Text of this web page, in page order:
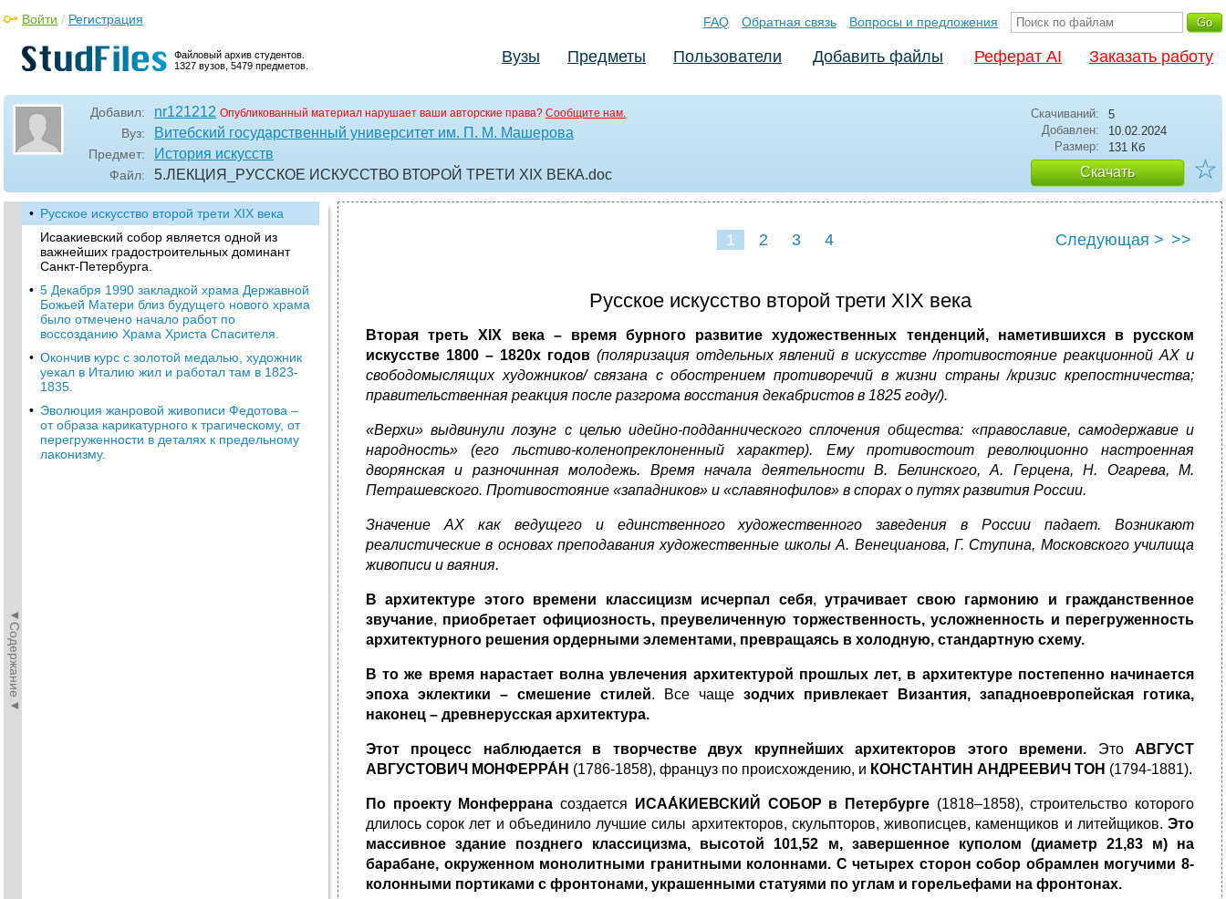
Файловый архив студентов.
1327 вузов, 5479 предметов.
Войти / Регистрация FAQ Обратная связь Вопросы и предложения
Вузы Предметы Пользователи Добавить файлы Реферат AI Заказать работу
Добавил: nr121212 Опубликованный материал нарушает ваши авторские права? Сообщите нам.
Вуз: Витебский государственный университет им. П. М. Машерова
Предмет: История искусств
Файл: 5.ЛЕКЦИЯ_РУССКОЕ ИСКУССТВО ВТОРОЙ ТРЕТИ XIX ВЕКА.doc
Скачиваний:
5
Добавлен:
10.02.2024
Размер:
131 Кб
Скачать ☆
◄Содержание◄
• Русское искусство второй трети XIX века
Исаакиевский собор является одной из
важнейших градостроительных доминант
Санкт-Петербурга.
• 5 Декабря 1990 закладкой храма Державной
Божьей Матери близ будущего нового храма
было отмечено начало работ по
воссозданию Храма Христа Спасителя.
• Окончив курс с золотой медалью, художник
уехал в Италию жил и работал там в 1823-
1835.
• Эволюция жанровой живописи Федотова –
от образа карикатурного к трагическому, от
перегруженности в деталях к предельному
лаконизму.
1 2 3 4 Следующая > >>
Русское искусство второй трети XIX века
Вторая третьXIX века – время бурного развитие художественных тенденций, наметившихся в русском
искусстве 1800 – 1820х годов (поляризация отдельных явлений в искусстве /противостояние реакционной АХ и
свободомыслящих художников/ связана с обострением противоречий в жизни страны /кризис крепостничества;
правительственная реакция после разгрома восстания декабристов в 1825 году/).
«Верхи» выдвинули лозунг с целью идейно-подданнического сплочения общества: «православие, самодержавие и
народность» (его льстиво-коленопреклоненный характер). Ему противостоит революционно настроенная
дворянская и разночинная молодежь. Время начала деятельности В. Белинского, А. Герцена, Н. Огарева, М.
Петрашевского. Противостояние «западников» и «славянофилов» в спорах о путях развития России.
Значение АХ как ведущего и единственного художественного заведения в России падает. Возникают
реалистические в основах преподавания художественные школы А. Венецианова, Г. Ступина, Московского училища
живописи и ваяния.
В архитектуре этого времени классицизм исчерпал себя, утрачивает свою гармонию и гражданственное
звучание, приобретает официозность, преувеличенную торжественность, усложненность и перегруженность
архитектурного решения ордерными элементами, превращаясь в холодную, стандартную схему.
В то же время нарастает волна увлечения архитектурой прошлых лет, в архитектуре постепенно начинается
эпоха эклектики – смешение стилей. Все чаще зодчих привлекает Византия, западноевропейская готика,
наконец – древнерусская архитектура.
Этот процесс наблюдается в творчестве двух крупнейших архитекторов этого времени. ЭтоАВГУСТ
АВГУСТОВИЧ МОНФЕРРА́Н (1786-1858), француз по происхождению, и КОНСТАНТИН АНДРЕЕВИЧ ТОН (1794-1881).
По проекту Монферрана создается ИСАА́КИЕВСКИЙ СОБОР в Петербурге(1818–1858), строительство которого
длилось сорок лет и объединило лучшие силы архитекторов, скульпторов, живописцев, каменщиков и литейщиков. Это
массивное здание позднего классицизма, высотой 101,52 м, завершенное куполом (диаметр 21,83 м) на
барабане, окруженном монолитными гранитными колоннами. С четырех сторон собор обрамлен могучими 8-
колонными портиками с фронтонами, украшенными статуями по углам и горельефами на фронтонах.